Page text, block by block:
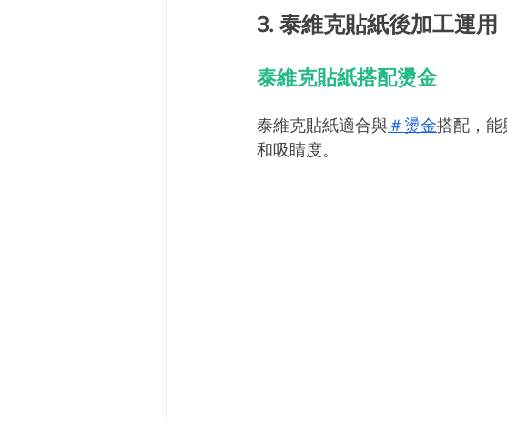
3. 泰維克貼紙後加工運用
泰維克貼紙搭配燙金
泰維克貼紙適合與＃燙金搭配，
和吸睛度。